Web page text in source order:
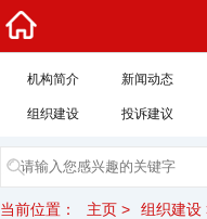
机构简介 新闻动态
组织建设 投诉建议
当前位置： 主页 > 组织建设